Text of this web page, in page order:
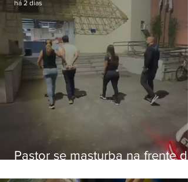
Pastor se masturba na frente de
há 2 dias